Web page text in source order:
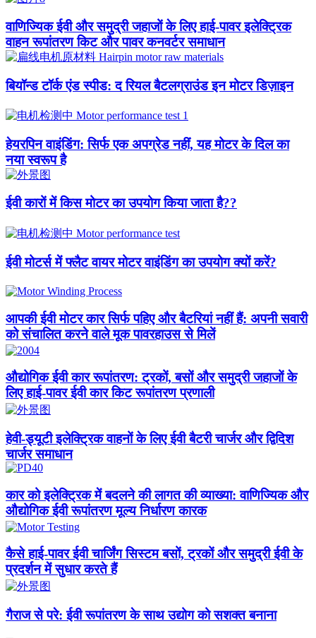
वाणिज्यिक ईवी और समुद्री जहाजों के लिए हाई-पावर इलेक्ट्रिक
वाहन रूपांतरण किट और पावर कनवर्टर समाधान
बियॉन्ड टॉर्क एंड स्पीड: द रियल बैटलग्राउंड इन मोटर डिज़ाइन
हेयरपिन वाइंडिंग: सिर्फ एक अपग्रेड नहीं, यह मोटर के दिल का
नया स्वरूप है
ईवी कारों में किस मोटर का उपयोग किया जाता है??​
ईवी मोटर्स में फ्लैट वायर मोटर वाइंडिंग का उपयोग क्यों करें?
आपकी ईवी मोटर कार सिर्फ पहिए और बैटरियां नहीं हैं: अपनी सवारी
को संचालित करने वाले मूक पावरहाउस से मिलें
औद्योगिक ईवी कार रूपांतरण: ट्रकों, बसों और समुद्री जहाजों के
लिए हाई-पावर ईवी कार किट रूपांतरण प्रणाली
हेवी-ड्यूटी इलेक्ट्रिक वाहनों के लिए ईवी बैटरी चार्जर और द्विदिश
चार्जर समाधान
कार को इलेक्ट्रिक में बदलने की लागत की व्याख्या: वाणिज्यिक और
औद्योगिक ईवी रूपांतरण मूल्य निर्धारण कारक
कैसे हाई-पावर ईवी चार्जिंग सिस्टम बसों, ट्रकों और समुद्री ईवी के
प्रदर्शन में सुधार करते हैं
गैराज से परे: ईवी रूपांतरण के साथ उद्योग को सशक्त बनाना